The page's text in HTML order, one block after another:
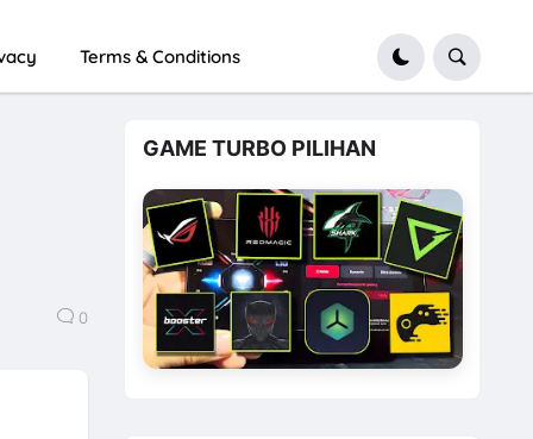
Terms & Conditions
0
GAME TURBO PILIHAN